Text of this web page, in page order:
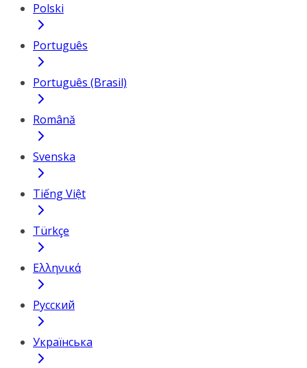
Polski
Português
Português (Brasil)
Română
Svenska
Tiếng Việt
Türkçe
Ελληνικά
Русский
Українська